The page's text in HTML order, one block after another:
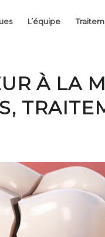
L’équipe
À LA